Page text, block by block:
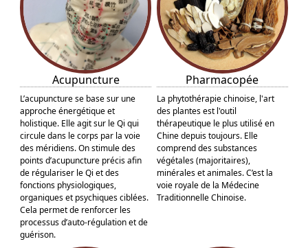
Acupuncture
L’acupuncture se base sur une
approche énergétique et
holistique. Elle agit sur le Qi qui
circule dans le corps par la voie
des méridiens. On stimule des
points d’acupuncture précis afin
de régulariser le Qi et des
fonctions physiologiques,
organiques et psychiques ciblées.
Cela permet de renforcer les
processus d’auto-régulation et de
guérison.
Pharmacopée
La phytothérapie chinoise, l'art
des plantes est l'outil
thérapeutique le plus utilisé en
Chine depuis toujours. Elle
comprend des substances
végétales (majoritaires),
minérales et animales. C’est la
voie royale de la Médecine
Traditionnelle Chinoise.